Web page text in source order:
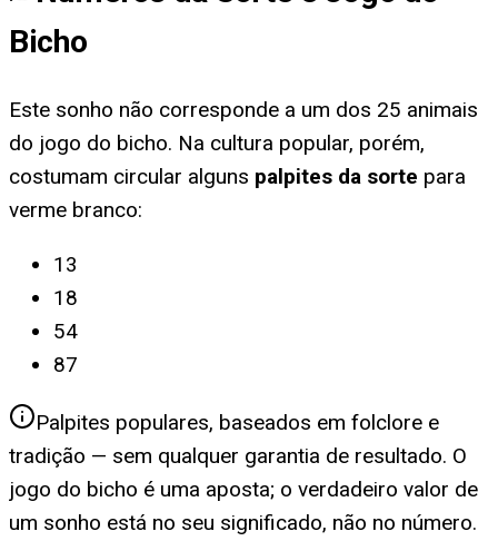
Bicho
Este sonho não corresponde a um dos 25 animais
do jogo do bicho. Na cultura popular, porém,
costumam circular alguns palpites da sorte para
verme branco:
13
18
54
87
Palpites populares, baseados em folclore e
tradição — sem qualquer garantia de resultado. O
jogo do bicho é uma aposta; o verdadeiro valor de
um sonho está no seu significado, não no número.